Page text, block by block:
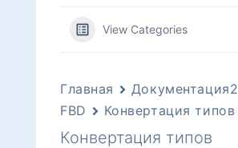
View Categories
Главная Документация2
FBD
Конвертация типов
Конвертация типов